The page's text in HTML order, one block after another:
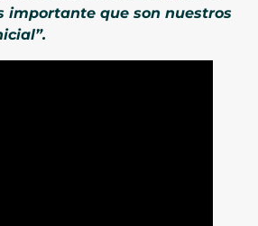
importante que son nuestros